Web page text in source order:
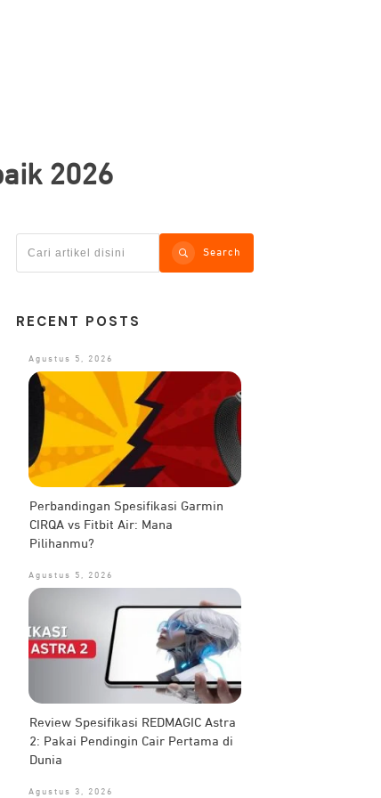
2026
Search
RECENT POSTS
Agustus 5, 2026
Perbandingan Spesifikasi Garmin
CIRQA vs Fitbit Air: Mana
Pilihanmu?
Agustus 5, 2026
Review Spesifikasi REDMAGIC Astra
2: Pakai Pendingin Cair Pertama di
Dunia
Agustus 3, 2026